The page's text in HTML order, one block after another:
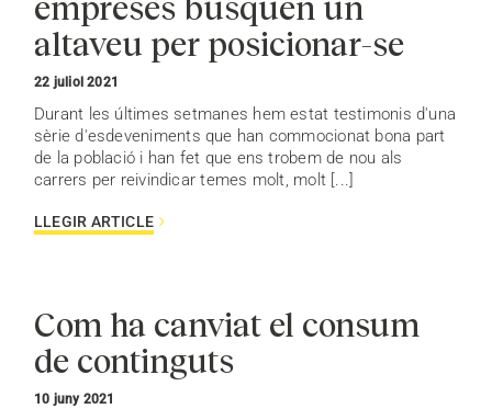
altaveu per posicionar-se
22 juliol 2021
Durant les últimes setmanes hem estat testimonis d'una
sèrie d'esdeveniments que han commocionat bona part
de la població i han fet que ens trobem de nou als
carrers per reivindicar temes molt, molt [...]
LLEGIR ARTICLE
Com ha canviat el consum
de continguts
10 juny 2021